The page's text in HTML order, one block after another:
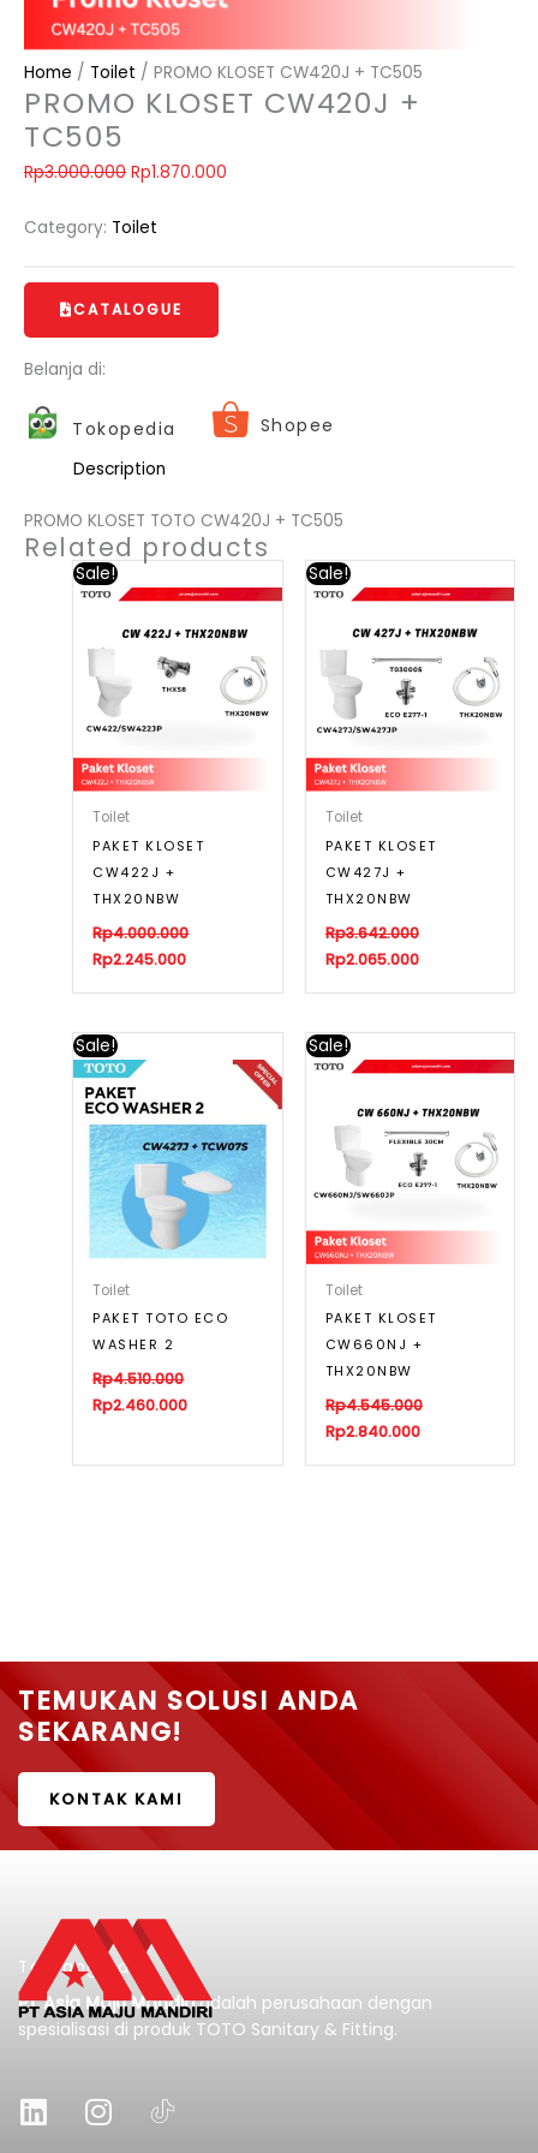
Home / Toilet / PROMO KLOSET CW420J + TC505
PROMO KLOSET CW420J +
TC505
Rp3.000.000 Rp1.870.000
Category: Toilet
CATALOGUE
Belanja di:
Tokopedia Shopee
Description
PROMO KLOSET TOTO CW420J + TC505
Related products
Sale!
Toilet
PAKET KLOSET
CW422J +
THX20NBW
Rp4.000.000
Rp2.245.000
Sale!
Toilet
PAKET KLOSET
CW427J +
THX20NBW
Rp3.642.000
Rp2.065.000
Sale!
Toilet
PAKET TOTO ECO
WASHER 2
Rp4.510.000
Rp2.460.000
Sale!
Toilet
PAKET KLOSET
CW660NJ +
THX20NBW
Rp4.545.000
Rp2.840.000
TEMUKAN SOLUSI ANDA
SEKARANG!
KONTAK KAMI
Tentang Kami
PT Asia Maju Mandiriadalah perusahaan dengan
spesialisasi di produk TOTO Sanitary & Fitting.
i n